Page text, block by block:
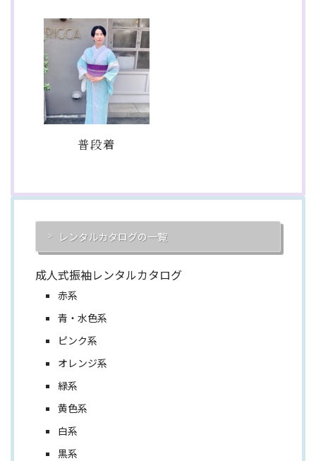
普段着
レンタルカタログの一覧
成人式振袖レンタルカタログ
赤系
青・水色系
ピンク系
オレンジ系
緑系
黄色系
白系
黒系